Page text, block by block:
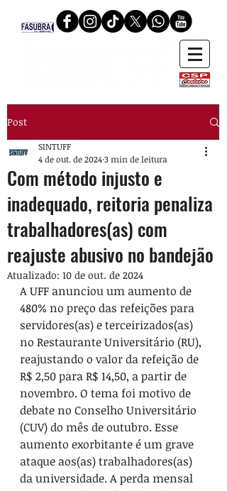
Post
Com método injusto e
inadequado, reitoria penaliza
trabalhadores(as) com
reajuste abusivo no bandejão
SINTUFF
4 de out. de 20243 min de leitura
Atualizado: 10 de out. de 2024
A UFF anunciou um aumento de
480% no preço das refeições para
servidores(as) e terceirizados(as)
no Restaurante Universitário (RU),
reajustando o valor da refeição de
R$ 2,50 para R$ 14,50, a partir de
novembro. O tema foi motivo de
debate no Conselho Universitário
(CUV) do mês de outubro. Esse
aumento exorbitante é um grave
ataque aos(as) trabalhadores(as)
da universidade. A perda mensal